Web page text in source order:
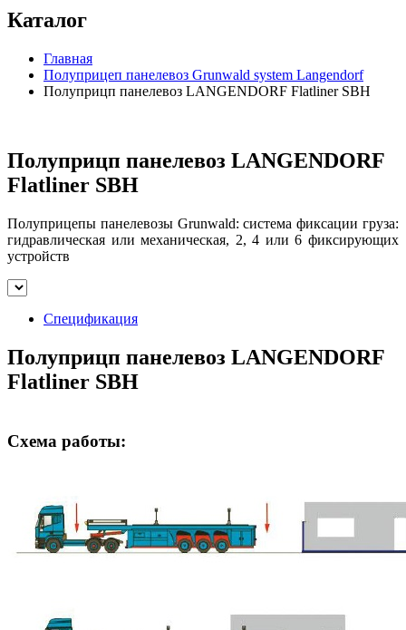
Каталог
Главная
Полуприцеп панелевоз Grunwald system Langendorf
Полуприцп панелевоз LANGENDORF Flatliner SBH
Полуприцп панелевоз LANGENDORF
Flatliner SBH
Полуприцепы панелевозы Grunwald: система фиксации груза:
гидравлическая или механическая, 2, 4 или 6 фиксирующих
устройств
Спецификация
Полуприцп панелевоз LANGENDORF
Flatliner SBH
Схема работы: